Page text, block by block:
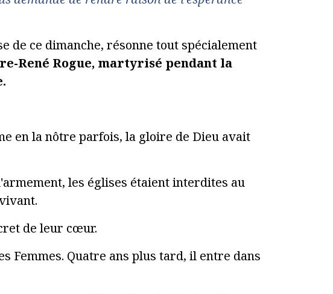
de ce dimanche, résonne tout spécialement
Rogue, martyrisé pendant la
en la nôtre parfois, la gloire de Dieu avait
les églises étaient interdites au
de leur cœur.
Femmes. Quatre ans plus tard, il entre dans